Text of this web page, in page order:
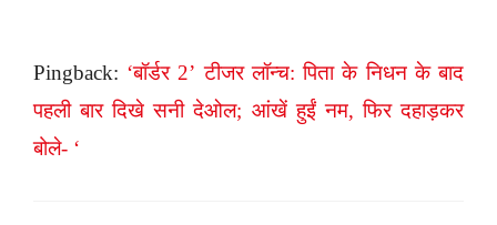
Pingback: ‘बॉर्डर 2’ टीजर लॉन्च: पिता के निधन के बाद
पहली बार दिखे सनी देओल; आंखें हुईं नम, फिर दहाड़कर
बोले- ‘